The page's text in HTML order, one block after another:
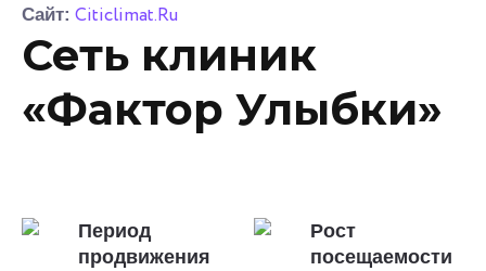
Сайт: Citiclimat.Ru
Сеть клиник
«Фактор Улыбки»
Период
продвижения
Рост
посещаемости